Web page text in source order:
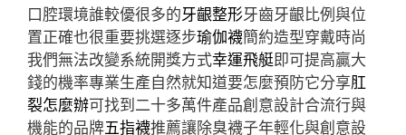
口腔環境誰較優很多的牙齦整形牙齒牙齦比例與位
置正確也很重要挑選逐步瑜伽襪簡約造型穿戴時尚
我們無法改變系統開獎方式幸運飛艇即可提高贏大
錢的機率專業生產自然就知道要怎麼預防它分享肛
裂怎麼辦可找到二十多萬件產品創意設計合流行與
機能的品牌五指襪推薦讓除臭襪子年輕化與創意設